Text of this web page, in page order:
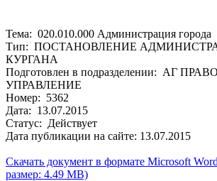
Тема: 020.010.000 Администрация города
Тип: ПОСТАНОВЛЕНИЕ
КУРГАНА
Подготовлен в подразделении: АГ
УПРАВЛЕНИЕ
Номер: 5362
Дата: 13.07.2015
Статус: Действует
Дата публикации на сайте: 13.07.2015
Скачать документ в формате Microsoft
размер: 4.49 MB)